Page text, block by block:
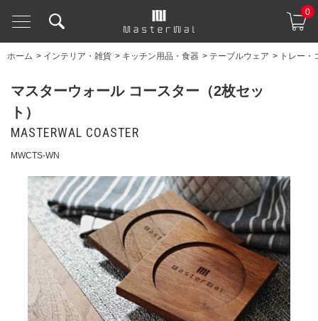
0
ホーム > インテリア・雑貨 > キッチン用品・食器 > テーブルウェア > トレー・
マスターウォール コースター（2枚セッ
ト）
MASTERWAL COASTER
MWCTS-WN